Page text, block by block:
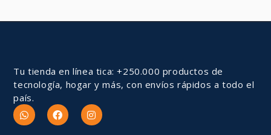
Tu tienda en línea tica: +250.000 productos de
tecnología, hogar y más, con envíos rápidos a todo el
país.